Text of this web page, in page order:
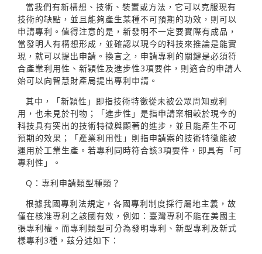
當我們有新構想、技術、裝置或方法，它可以克服現有
技術的缺點，並且能夠產生某種不可預期的功效，則可以
申請專利。值得注意的是，新發明不一定要實際有成品，
當發明人有構想形成，並確認以現今的科技來推論是能實
現，就可以提出申請。換言之，申請專利的關鍵是必須符
合產業利用性、新穎性及進步性3項要件，則適合的申請人
始可以向智慧財產局提出專利申請。
其中，「新穎性」即指技術特徵從未被公眾周知或利
用，也未見於刊物；「進步性」是指申請案相較於現今的
科技具有突出的技術特徵與顯著的進步，並且能產生不可
預期的效果；「產業利用性」則指申請案的技術特徵能被
運用於工業生產。若專利同時符合該3項要件，即具有「可
專利性」。
Q：專利申請類型種類？
根據我國專利法規定，各國專利制度採行屬地主義，故
僅在核准專利之該國有效，例如：臺灣專利不能在美國主
張專利權。而專利類型可分為發明專利、新型專利及新式
樣專利3種，茲分述如下：